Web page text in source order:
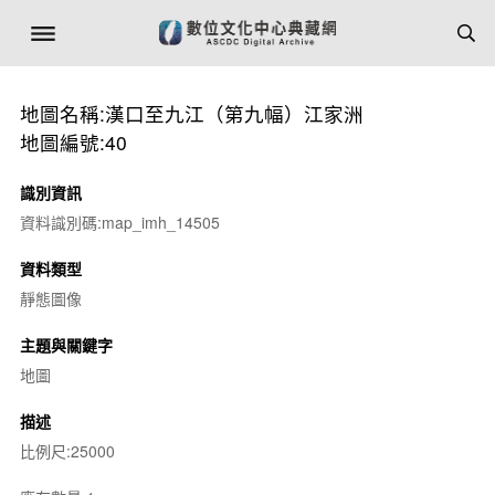
地圖名稱:漢口至九江（第九幅）江家洲
地圖編號:40
識別資訊
資料識別碼:map_imh_14505
資料類型
靜態圖像
主題與關鍵字
地圖
描述
比例尺:25000